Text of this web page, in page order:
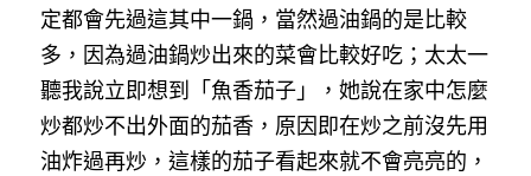
定都會先過這其中一鍋，當然過油鍋的是比較
多，因為過油鍋炒出來的菜會比較好吃；太太一
聽我說立即想到「魚香茄子」，她說在家中怎麼
炒都炒不出外面的茄香，原因即在炒之前沒先用
油炸過再炒，這樣的茄子看起來就不會亮亮的，